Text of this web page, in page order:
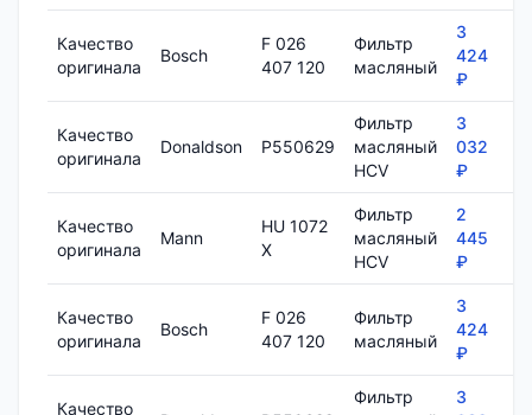
Качество
оригинала
Bosch
F 026
407 120
Фильтр
масляный
3
424
₽
Качество
оригинала
Donaldson P550629
Фильтр
масляный
HCV
3
032
₽
Качество
оригинала
Mann
HU 1072
X
Фильтр
масляный
HCV
2
445
₽
Качество
оригинала
Bosch
F 026
407 120
Фильтр
масляный
3
424
₽
Качество
Фильтр
3